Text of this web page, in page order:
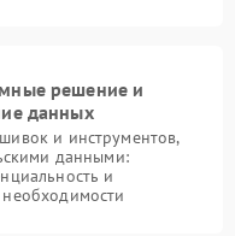
решение и
данных
и инструментов,
данными:
и